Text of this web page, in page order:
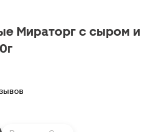
Мираторг с сыром и